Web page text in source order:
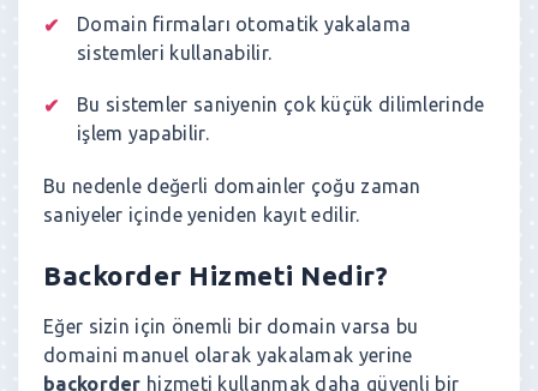
Domain firmaları otomatik yakalama
sistemleri kullanabilir.
Bu sistemler saniyenin çok küçük dilimlerinde
işlem yapabilir.
Bu nedenle değerli domainler çoğu zaman
saniyeler içinde yeniden kayıt edilir.
Backorder Hizmeti Nedir?
Eğer sizin için önemli bir domain varsa bu
domaini manuel olarak yakalamak yerine
backorder hizmeti kullanmak daha güvenli bir